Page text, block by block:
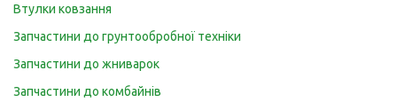
Втулки ковзання
Запчастини до грунтообробної техніки
Запчастини до жниварок
Запчастини до комбайнів